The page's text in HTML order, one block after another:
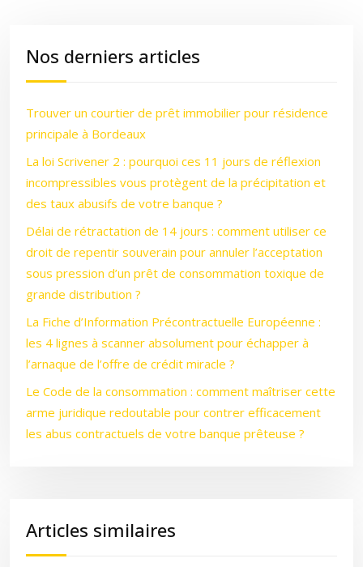
Nos derniers articles
Trouver un courtier de prêt immobilier pour résidence
principale à Bordeaux
La loi Scrivener 2 : pourquoi ces 11 jours de réflexion
incompressibles vous protègent de la précipitation et
des taux abusifs de votre banque ?
Délai de rétractation de 14 jours : comment utiliser ce
droit de repentir souverain pour annuler l’acceptation
sous pression d’un prêt de consommation toxique de
grande distribution ?
La Fiche d’Information Précontractuelle Européenne :
les 4 lignes à scanner absolument pour échapper à
l’arnaque de l’offre de crédit miracle ?
Le Code de la consommation : comment maîtriser cette
arme juridique redoutable pour contrer efficacement
les abus contractuels de votre banque prêteuse ?
Articles similaires